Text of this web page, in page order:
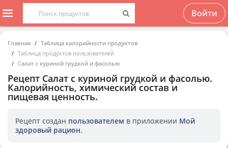
Войти
Главная
Таблица калорийности продуктов
Таблица продуктов пользователей
Салат с куриной грудкой и фасолью
Рецепт Салат с куриной грудкой и фасолью.
Калорийность, химический состав и
пищевая ценность.
Рецепт создан пользователем в приложении Мой
здоровый рацион.